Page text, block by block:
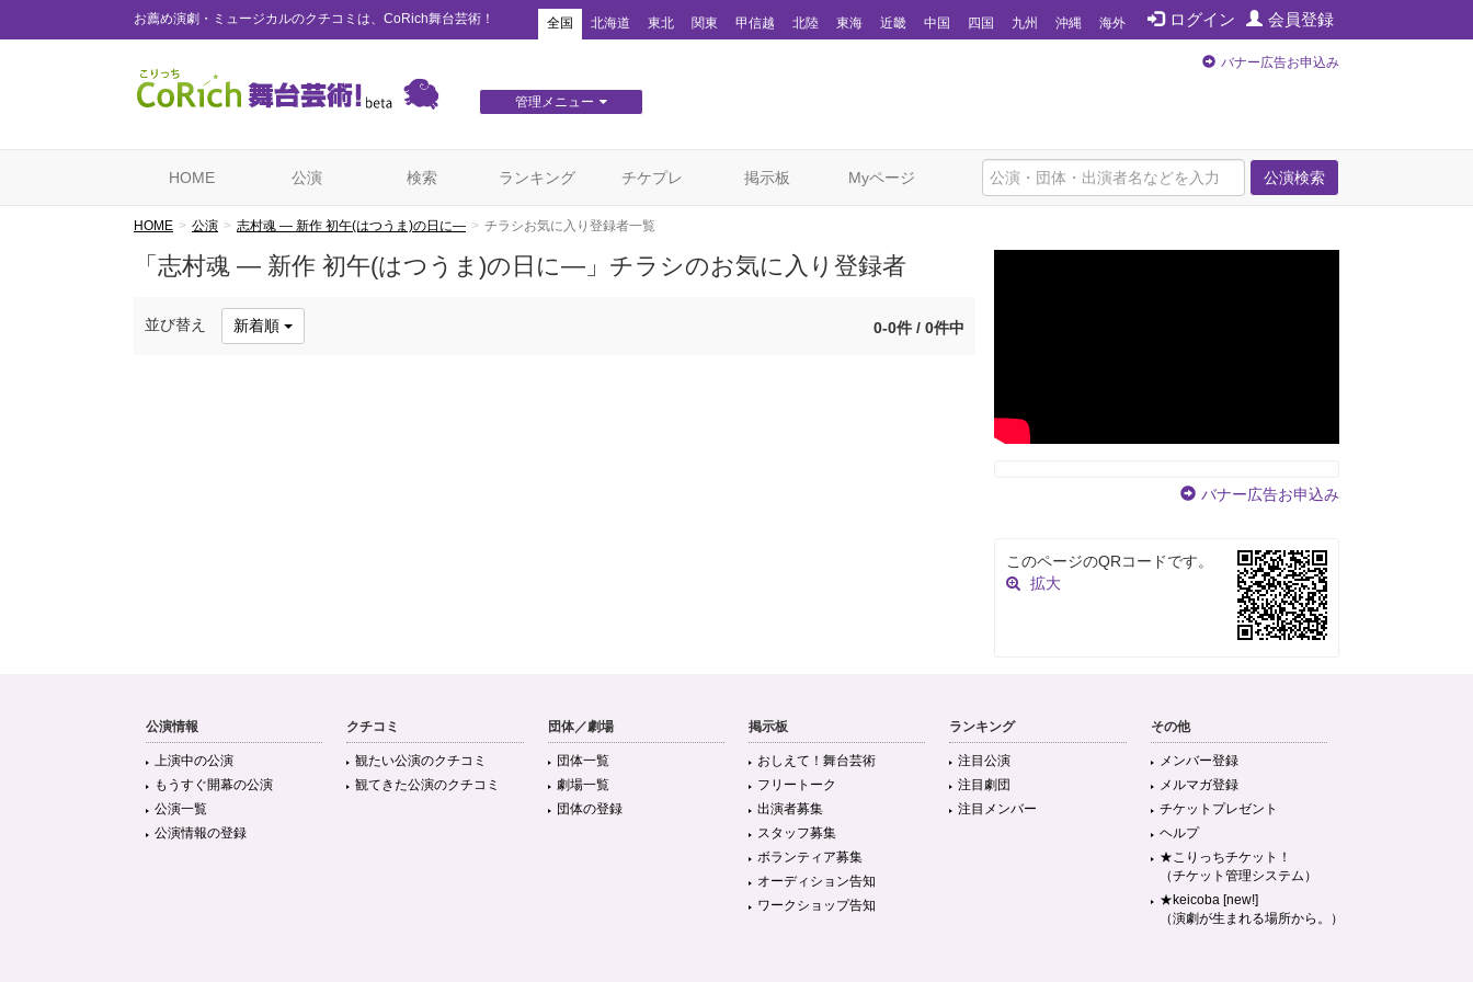
お薦め演劇・ミュージカルのクチコミは、CoRich舞台芸術！ ログイン 会員登録
全国 北海道 東北 関東 甲信越 北陸 東海 近畿 中国 四国 九州 沖縄 海外
管理メニュー
バナー広告お申込み
公演検索
HOME 公演 検索 ランキング チケプレ 掲示板 Myページ
HOME 公演 志村魂 — 新作 初午(はつうま)の日に— チラシお気に入り登録者一覧
「志村魂 — 新作 初午(はつうま)の日に—」チラシのお気に入り登録者
並び替え 新着順 0-0件 / 0件中
バナー広告お申込み
このページのQRコードです。
拡大
公演情報
上演中の公演
もうすぐ開幕の公演
公演一覧
公演情報の登録
クチコミ
観たい公演のクチコミ
観てきた公演のクチコミ
団体／劇場
団体一覧
劇場一覧
団体の登録
掲示板
おしえて！舞台芸術
フリートーク
出演者募集
スタッフ募集
ボランティア募集
オーディション告知
ワークショップ告知
ランキング
注目公演
注目劇団
注目メンバー
その他
メンバー登録
メルマガ登録
チケットプレゼント
ヘルプ
★こりっちチケット！
（チケット管理システム）
★keicoba [new!]
（演劇が生まれる場所から。）